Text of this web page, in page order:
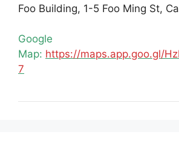
Foo Building, 1-5 Foo Ming St,
Google
Map: https://maps.app.goo.gl/
7